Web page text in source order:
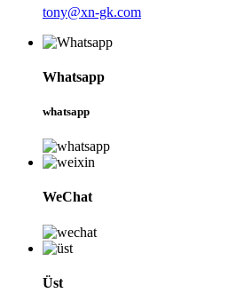
tony@xn-gk.com
Whatsapp
whatsapp
WeChat
Üst